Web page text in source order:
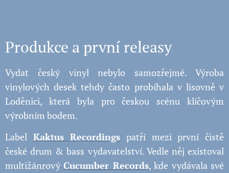
Produkce a první releasy
Vydat český vinyl nebylo samozřejmé. Výroba
vinylových desek tehdy často probíhala v lisovně v
Loděnici, která byla pro českou scénu klíčovým
výrobním bodem.
Label Kaktus Recordings patří mezi první čistě
české drum & bass vydavatelství. Vedle něj existoval
multižánrovýCucumber Records, kde vydávala své